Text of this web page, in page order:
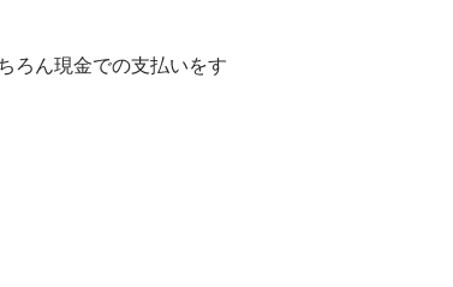
ろん現金での支払いをす